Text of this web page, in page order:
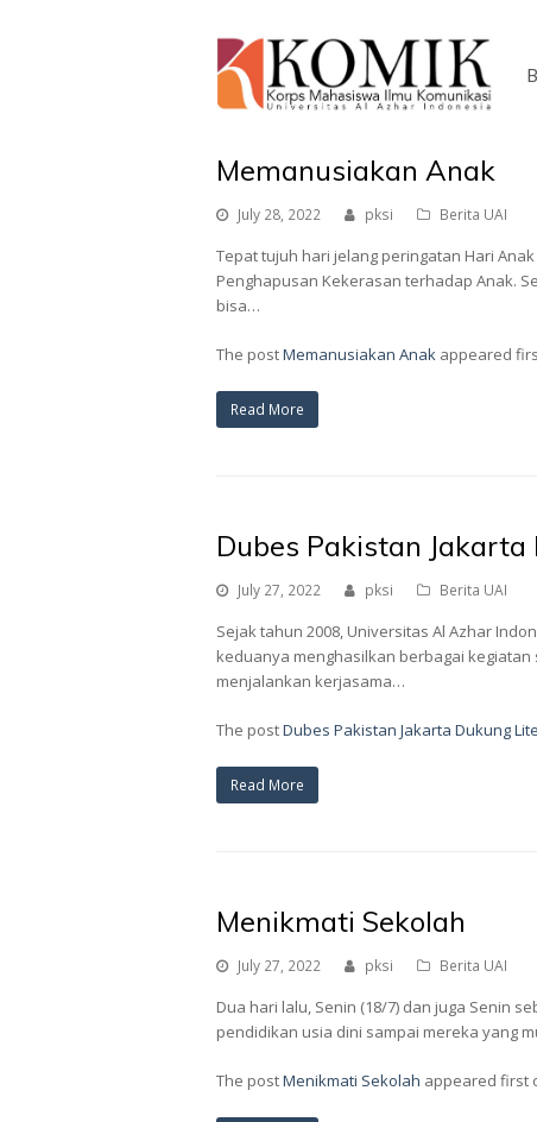
Memanusiakan Anak
July 28, 2022 pksi Berita UAI
Tepat tujuh hari jelang peringatan Hari
Penghapusan Kekerasan terhadap Anak.
bisa…
The postMemanusiakan Anak appeared
Read More
Dubes Pakistan
July 27, 2022 pksi Berita UAI
Sejak tahun 2008, Universitas Al Azhar
keduanya menghasilkan berbagai
menjalankan kerjasama…
The postDubes Pakistan Jakarta Dukung
Read More
Menikmati Sekolah
July 27, 2022 pksi Berita UAI
Dua hari lalu, Senin (18/7) dan juga Senin
pendidikan usia dini sampai mereka yang
The postMenikmati Sekolah appeared first